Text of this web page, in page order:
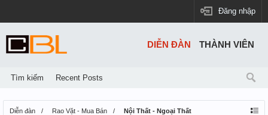
Đăng nhập
Diễn đàn Rao Vặt - Mua Bán Nội Thất - Ngoại Thất
DIỄN ĐÀN
Tìm kiếm Recent Posts
THÀNH VIÊN